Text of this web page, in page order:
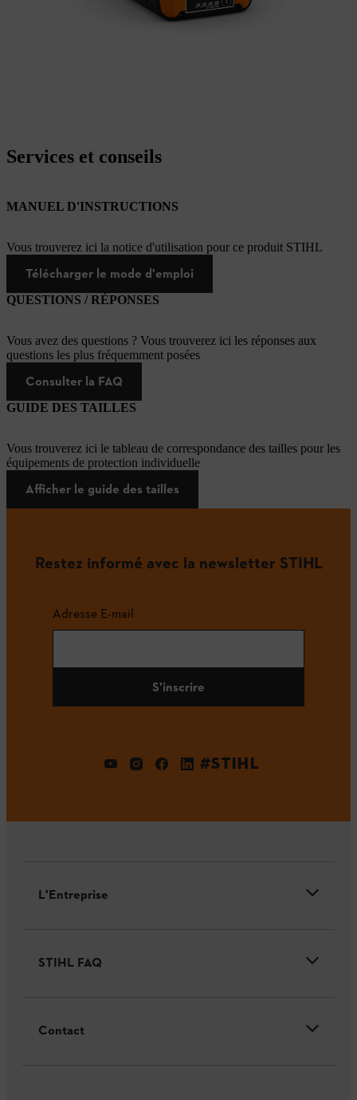
Services et conseils
MANUEL D'INSTRUCTIONS
Vous trouverez ici la notice d'utilisation pour ce produit STIHL
Télécharger le mode d'emploi
QUESTIONS / RÉPONSES
Vous avez des questions ? Vous trouverez ici les réponses aux
questions les plus fréquemment posées
Consulter la FAQ
GUIDE DES TAILLES
Vous trouverez ici le tableau de correspondance des tailles pour les
équipements de protection individuelle
Afficher le guide des tailles
Restez informé avec la newsletter STIHL
Adresse E-mail
S'inscrire
#STIHL
L'Entreprise
STIHL FAQ
Contact